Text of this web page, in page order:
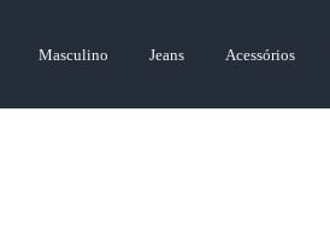
Masculino Jeans Acessórios